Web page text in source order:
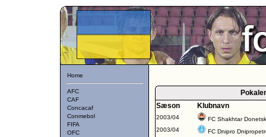
Home
AFC
CAF
Concacaf
Conmebol
FIFA
OFC
Sæson
Klubnavn
2003/04
FC Shakhtar Donetsk
2003/04
FC Dnipro